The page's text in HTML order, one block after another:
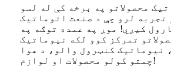
محصولاتو په برخه کې له لسو
تجربه لرو چې د صنعت اتوماتیک
کیږي! موږ په عمده توګه په
تمرکز کوو لکه نیوماتیک
نیوماتیک کنټرول والو، د هوا
چمتو کولو محصولات او لوازم!